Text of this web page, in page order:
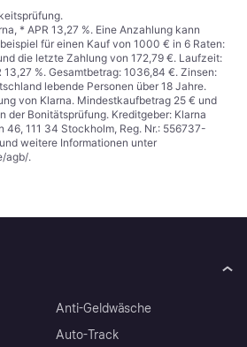
* APR 13,27 %. Eine Anzahlung kann
für einen Kauf von 1000 € in 6 Raten:
die letzte Zahlung von 172,79 €. Laufzeit:
13,27 %. Gesamtbetrag: 1036,84 €. Zinsen:
lebende Personen über 18 Jahre.
von Klarna. Mindestkaufbetrag 25 € und
der Bonitätsprüfung. Kreditgeber: Klarna
46, 111 34 Stockholm, Reg. Nr.: 556737-
weitere Informationen unter
agb/.
Anti-Geldwäsche
Auto-Track